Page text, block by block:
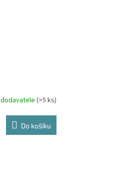
(>5 ks)
Do košíku